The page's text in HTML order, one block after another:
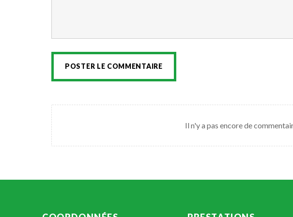
POSTER LE COMMENTAIRE
Il n'y a pas encore de